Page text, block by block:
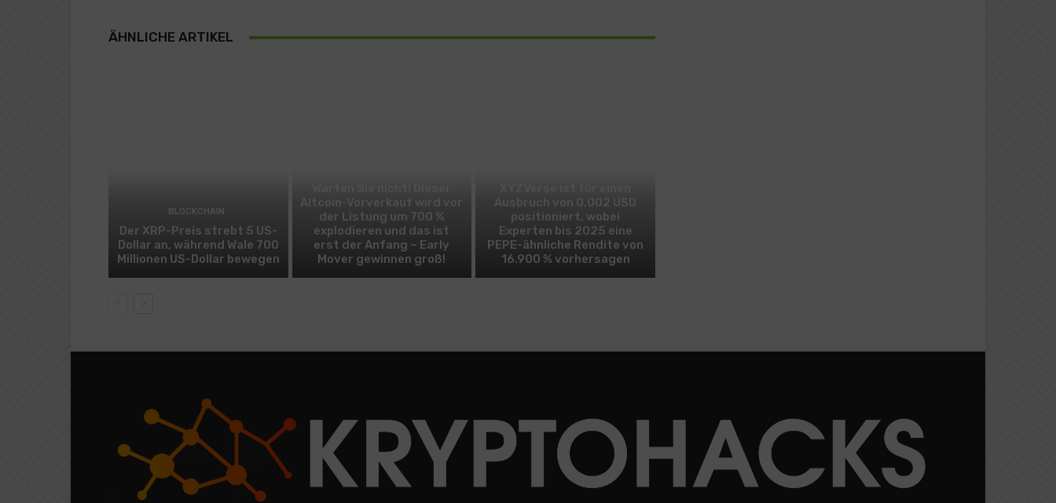
ÄHNLICHE ARTIKEL
BLOCKCHAIN
Der XRP-Preis strebt 5 US-
Dollar an, während Wale 700
Millionen US-Dollar bewegen
Altcoin-Vorverkauf wird vor
der Listung um 700 %
explodieren und das ist
erst der Anfang – Early
Mover gewinnen groß!
Ausbruch von 0,002 USD
positioniert, wobei
Experten bis 2025 eine
PEPE-ähnliche Rendite von
16.900 % vorhersagen